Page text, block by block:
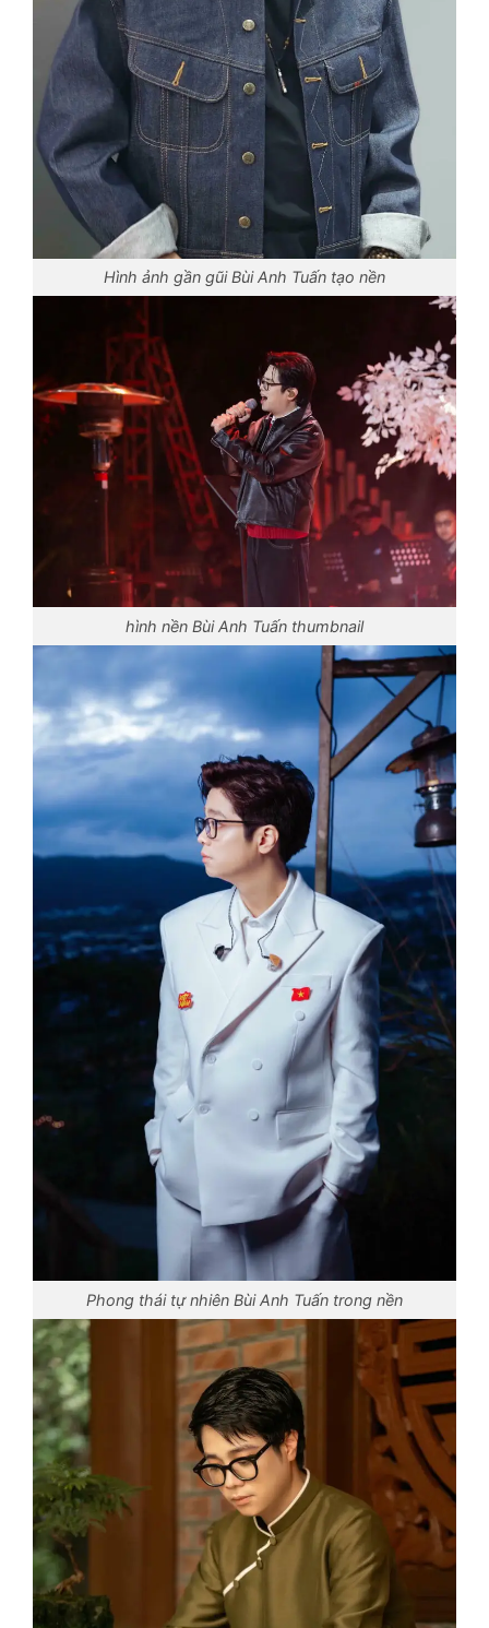
Hình ảnh gần gũi Bùi Anh Tuấn tạo nền
hình nền Bùi Anh Tuấn thumbnail
Phong thái tự nhiên Bùi Anh Tuấn trong nền